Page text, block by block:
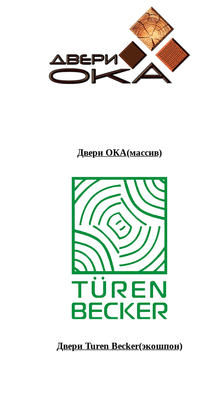
Двери ОКА(массив)
Двери Turen Becker(экошпон)